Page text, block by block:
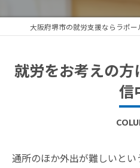
就労をお考えの
信
通所のほか外出が難しいと